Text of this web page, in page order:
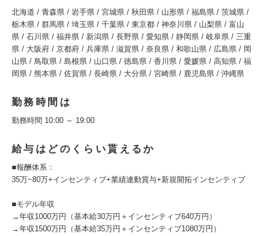
北海道 / 青森県 / 岩手県 / 宮城県 / 秋田県 / 山形県 / 福島県 / 茨城県 /
栃木県 / 群馬県 / 埼玉県 / 千葉県 / 東京都 / 神奈川県 / 山梨県 / 富山
県 / 石川県 / 福井県 / 新潟県 / 長野県 / 愛知県 / 静岡県 / 岐阜県 / 三重
県 / 大阪府 / 京都府 / 兵庫県 / 滋賀県 / 奈良県 / 和歌山県 / 広島県 / 岡
山県 / 鳥取県 / 島根県 / 山口県 / 徳島県 / 香川県 / 愛媛県 / 高知県 / 福
岡県 / 熊本県 / 佐賀県 / 長崎県 / 大分県 / 宮崎県 / 鹿児島県 / 沖縄県
勤務時間は
勤務時間 10:00 ～ 19:00
給与はどのくらい貰えるか
■報酬体系：
35万~80万+インセンティブ+業績連動賞与+新規開拓インセンティブ
■モデル年収
→年収1000万円（基本給30万円＋インセンティブ640万円）
→年収1500万円（基本給35万円＋インセンティブ1080万円）